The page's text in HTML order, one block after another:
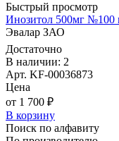
Быстрый просмотр
Инозитол 500мг №100
Эвалар ЗАО
Достаточно
В наличии: 2
Арт. KF-00036873
Цена
от 1 700 ₽
В корзину
Поиск по алфавиту